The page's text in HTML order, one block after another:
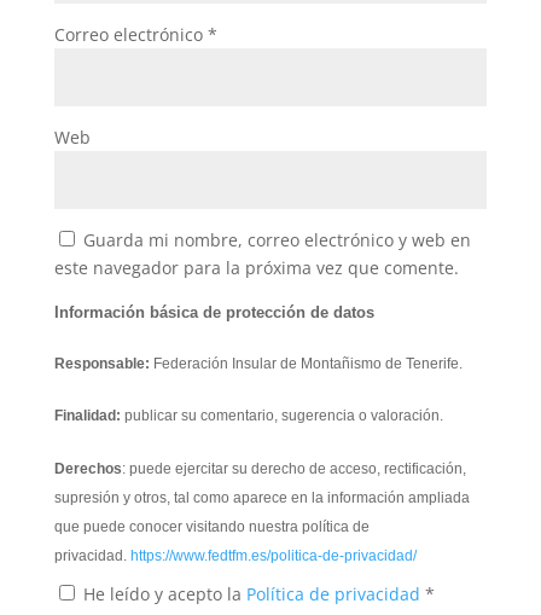
Correo electrónico *
Web
Guarda mi nombre, correo electrónico y web en
este navegador para la próxima vez que comente.
Información básica de protección de datos
Responsable: Federación Insular de Montañismo de Tenerife.
Finalidad: publicar su comentario, sugerencia o valoración.
Derechos: puede ejercitar su derecho de acceso, rectificación,
supresión y otros, tal como aparece en la información ampliada
que puede conocer visitando nuestra política de
privacidad. https://www.fedtfm.es/politica-de-privacidad/
He leído y acepto la Política de privacidad *